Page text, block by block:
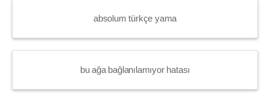
absolum türkçe yama
bu ağa bağlanılamıyor hatası